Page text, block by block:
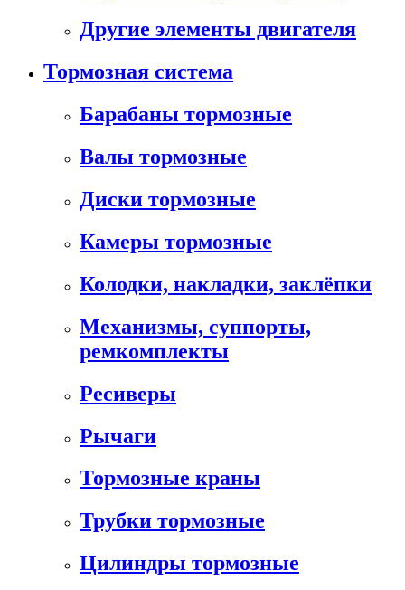
Другие элементы двигателя
Тормозная система
Барабаны тормозные
Валы тормозные
Диски тормозные
Камеры тормозные
Колодки, накладки, заклёпки
Механизмы, суппорты,
ремкомплекты
Ресиверы
Рычаги
Тормозные краны
Трубки тормозные
Цилиндры тормозные